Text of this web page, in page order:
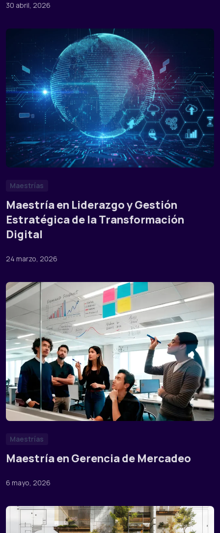
30 abril, 2026
Maestrías
Maestría en Liderazgo y Gestión
Estratégica de la Transformación
Digital
24 marzo, 2026
Maestrías
Maestría en Gerencia de Mercadeo
6 mayo, 2026